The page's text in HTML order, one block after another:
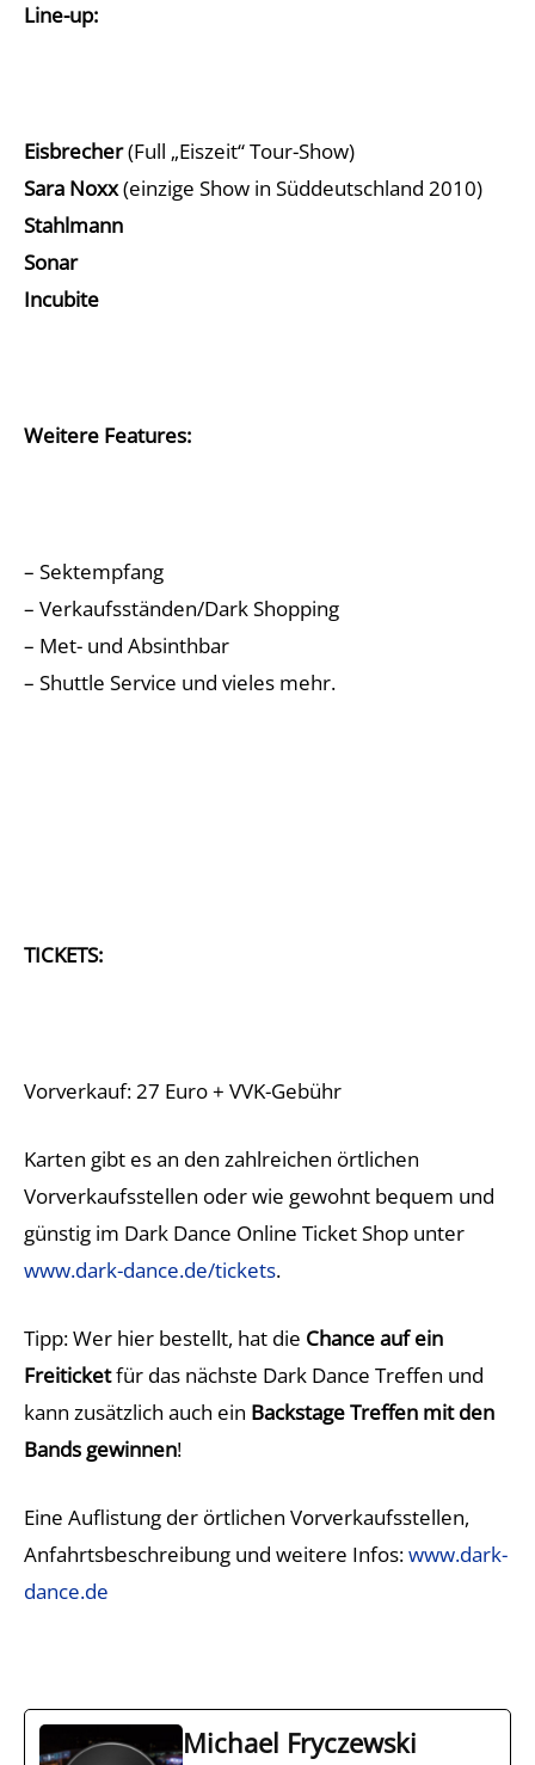
Line-up:
Eisbrecher(Full „Eiszeit“ Tour-Show)
Sara Noxx(einzige Show in Süddeutschland 2010)
Stahlmann
Sonar
Incubite
Weitere Features:
– Sektempfang
– Verkaufsständen/Dark Shopping
– Met- und Absinthbar
– Shuttle Service und vieles mehr.
TICKETS:
Vorverkauf: 27 Euro + VVK-Gebühr
Karten gibt es an den zahlreichen örtlichen
Vorverkaufsstellen oder wie gewohnt bequem und
günstig im Dark Dance Online Ticket Shop unter
www.dark-dance.de/tickets.
Tipp: Wer hier bestellt, hat die Chance auf ein
Freiticketfür das nächste Dark Dance Treffen und
kann zusätzlich auch ein Backstage Treffen mit den
Bands gewinnen!
Eine Auflistung der örtlichen Vorverkaufsstellen,
Anfahrtsbeschreibung und weitere Infos:www.dark-
dance.de
Michael Fryczewski